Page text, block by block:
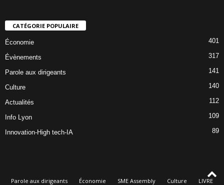
CATÉGORIE POPULAIRE
Économie 401
Évènements 317
Parole aux dirigeants 141
Culture 140
Actualités 112
Info Lyon 109
Innovation-High tech-IA 89
Parole aux dirigeants Économie SME Assembly Culture LIVRE